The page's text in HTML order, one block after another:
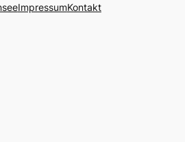
ImpressumKontakt